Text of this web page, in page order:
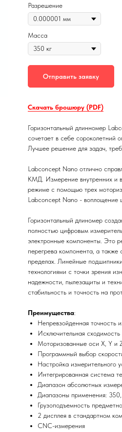
Разрешение
Масса
Отправить заявку
Скачать брошюру (PDF)
Горизонтальный длинномер
сочетает в себе сороколетний
Лучшее решение для задач,
Labconcept Nano отлично
КМД. Измерение внутренних и
режиме с помощью трех
Labconcept Nano - воплощение
Горизонтальный длиномер
полностью цифровым
электронные компоненты. Это
перегрева компонента, а также
пределах. Линейные
технологиями с точки зрения
надежности, пылезащиты и
стабильность и точность на
Преимущества:
Непревзойденная точность
Исключительная сходимость
Моторизованные оси X, Y и
Программный выбор
Настройка измерительного
Интегрированная система
Диапазон абсолютных
Диапазоны применения:
Грузоподъемность
2 дисплея в стандартном
CNC-измерения